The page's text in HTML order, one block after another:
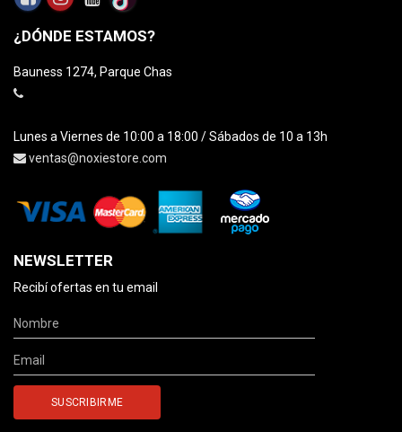
¿DÓNDE ESTAMOS?
Bauness 1274, Parque Chas
Lunes a Viernes de 10:00 a 18:00 / Sábados de 10 a 13h
ventas@noxiestore.com
NEWSLETTER
Recibí ofertas en tu email